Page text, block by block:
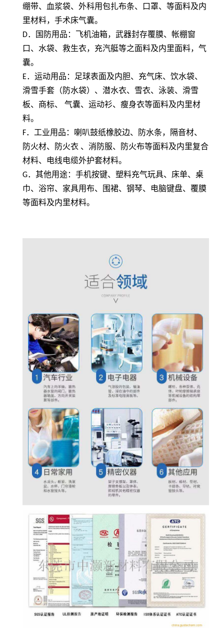
绷带、血浆袋、外科用包扎布条、口罩、等面料及内
里材料，手术床气囊。
D．国防用品：飞机油箱，武器封存覆膜、帐棚窗
口、水袋、救生衣，充汽艇等之面料及内里面料，气
囊。
E．运动用品：足球表面及内胆、充气床、饮水袋、
滑雪手套（防水袋）、潜水衣、雪衣、泳装、滑雪
板、商标、 气囊、运动衫、瘦身衣等面料及内里材
料。
F．工业用品：喇叭鼓纸橡胶边、防水条，隔音材、
防火材、防火衣 、消防服、防火布等面料及内里复合
材料、电线电缆外护套材料。
G．其他用途：手机按键、塑料充气玩具、床单、桌
巾、浴帘、家具用布、围裙、钢琴、电脑键盘、覆膜
等面料及内里材料。